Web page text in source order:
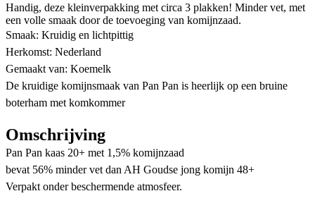
Handig, deze kleinverpakking met circa 3 plakken! Minder vet, met
een volle smaak door de toevoeging van komijnzaad.
Smaak: Kruidig en lichtpittig
Herkomst: Nederland
Gemaakt van: Koemelk
De kruidige komijnsmaak van Pan Pan is heerlijk op een bruine
boterham met komkommer
Omschrijving
Pan Pan kaas 20+ met 1,5% komijnzaad
bevat 56% minder vet dan AH Goudse jong komijn 48+
Verpakt onder beschermende atmosfeer.